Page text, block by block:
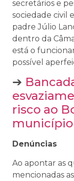
secretários e
sociedade civil
padre Júlio
dentro da
está o
possível
➔
risco ao
município
Denúncias
Ao apontar as
mencionadas